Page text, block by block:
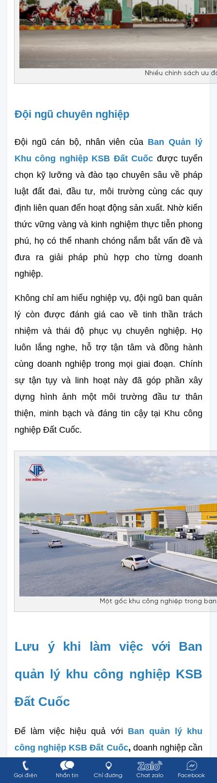
Nhiều chính sách ưu
Đội ngũ chuyên nghiệp
Đội ngũ cán bộ, nhân viên của Ban Quản lý
Khu công nghiệp KSB Đất Cuốc được tuyển
chọn kỹ lưỡng và đào tạo chuyên sâu về pháp
luật đất đai, đầu tư, môi trường cùng các quy
định liên quan đến hoạt động sản xuất. Nhờ kiến
thức vững vàng và kinh nghiệm thực tiễn phong
phú, họ có thể nhanh chóng nắm bắt vấn đề và
đưa ra giải pháp phù hợp cho từng doanh
nghiệp.
Không chỉ am hiểu nghiệp vụ, đội ngũ ban quản
lý còn được đánh giá cao về tinh thần trách
nhiệm và thái độ phục vụ chuyên nghiệp. Họ
luôn lắng nghe, hỗ trợ tận tâm và đồng hành
cùng doanh nghiệp trong mọi giai đoạn. Chính
sự tận tụy và linh hoạt này đã góp phần xây
dựng hình ảnh một môi trường đầu tư thân
thiện, minh bạch và đáng tin cậy tại Khu công
nghiệp Đất Cuốc.
Một gốc khu công nghiệp trong
Lưu ý khi làm việc với Ban
quản lý khu công nghiệp KSB
Đất Cuốc
Để làm việc hiệu quả với Ban quản lý khu
công nghiệp KSB Đất Cuốc, doanh nghiệp cần
chuẩn bị kỹ lưỡng hồ sơ pháp lý, bao gồm giấy
phép kinh doanh, đề án đầu tư và bản vẽ thiết
Gọi điện Nhắn tin Chỉ đường Chat zalo Facebook